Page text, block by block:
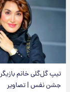
تیپ گل‌گلی خانم
جشن نفس | تصاویر